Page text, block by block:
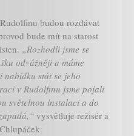
budou rozdávat
bude mít na starost
„Rozhodli jsme se
odvážněji a máme
nabídku stát se jeho
v Rudolfinu jsme pojali
světelnou instalaci a do
vysvětluje režisér a